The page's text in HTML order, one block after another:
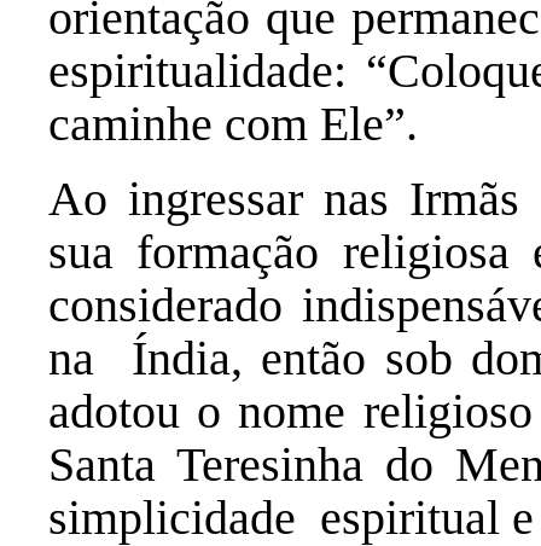
orientação que
espiritualidade:
caminhe com Ele”.
Ao ingressar nas
sua formação
considerado
na Índia, então sob
adotou o nome
Santa Teresinha do
simplicidade espiritual